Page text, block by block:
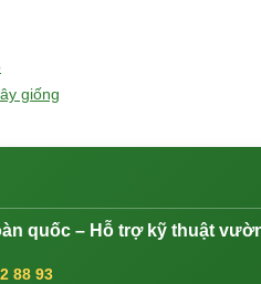
giống
quốc – Hỗ trợ kỹ thuật
88 93